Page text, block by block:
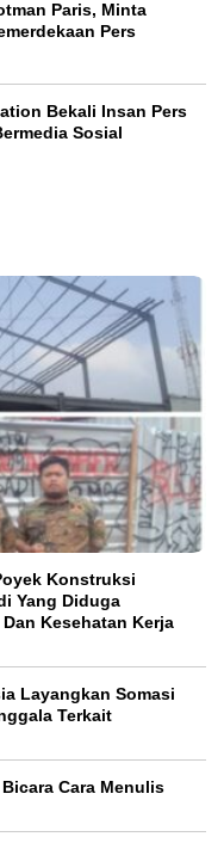
Paris, Minta
Pers
Bekali Insan Pers
Sosial
Konstruksi
Yang Diduga
Kesehatan Kerja
Layangkan Somasi
Terkait
Cara Menulis